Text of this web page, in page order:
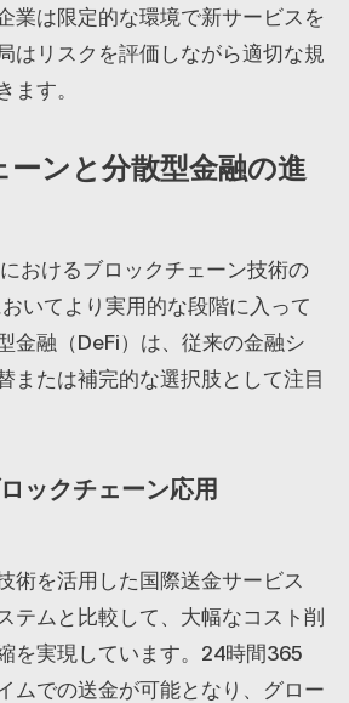
業は限定的な環境で新サービスを
はリスクを評価しながら適切な規
す。
ンと分散型金融の進
おけるブロックチェーン技術の
いてより実用的な段階に入って
金融（DeFi）は、従来の金融シ
または補完的な選択肢として注目
ックチェーン応用
術を活用した国際送金サービス
テムと比較して、大幅なコスト削
を実現しています。24時間365
ムでの送金が可能となり、グロー